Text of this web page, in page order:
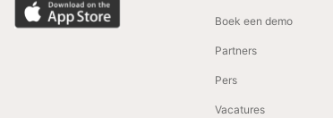
Boek een demo
Partners
Pers
Vacatures